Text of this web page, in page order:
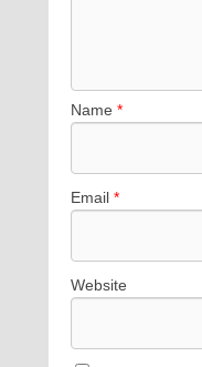
Name *
Email *
Website